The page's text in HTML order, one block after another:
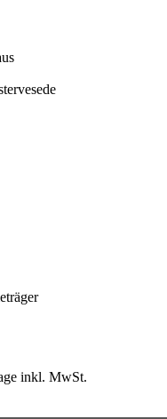
inkl. MwSt.